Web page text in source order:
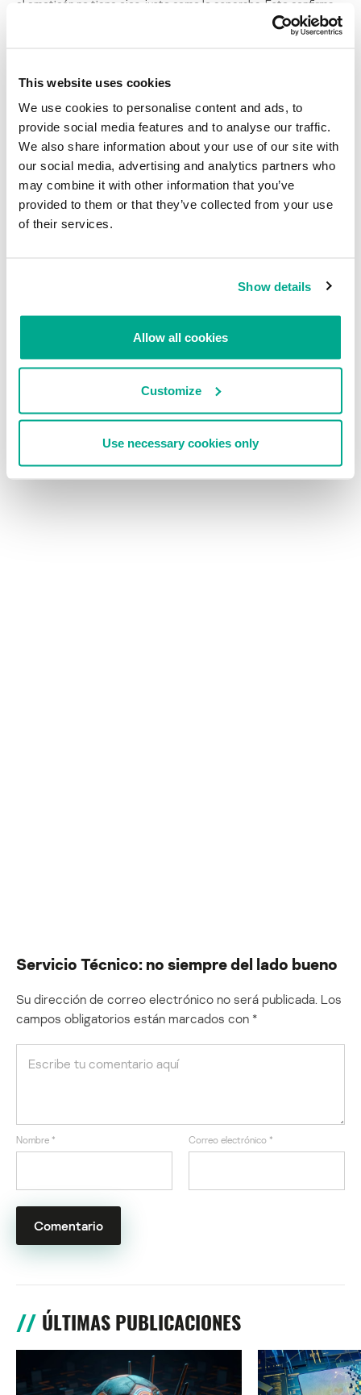
This website uses cookies
We use cookies to personalise content and ads, to
provide social media features and to analyse our traffic.
We also share information about your use of our site with
our social media, advertising and analytics partners who
may combine it with other information that you’ve
provided to them or that they’ve collected from your use
of their services.
Show details
Allow all cookies
Customize
Use necessary cookies only
el emoticón no tiene ojos, justo como lo esperaba. Esto confirma
que esta persona está en la región que pensábamos.
Los del servicio técnico del antivirus fraudulento me atendieron a
las 4am, lo que prueba que en realidad trabajan todo el día, todos
los días. Ofrecen ayuda por correo electrónico, chat y teléfono, y
están muy bien organizados. Se pueden conseguir Removedores
para variantes antiguas de sus productos y versiones de prueba
para sus productos más recientes. Los nuevos productos “limpian”
el equipo, a diferencia de los anteriores. Grabé un par de sesiones,
así que pueden echarles un vistazo
Servicio Técnico: no siempre del lado bueno
Su dirección de correo electrónico no será publicada. Los
campos obligatorios están marcados con *
Nombre * Correo electrónico *
ÚLTIMAS PUBLICACIONES